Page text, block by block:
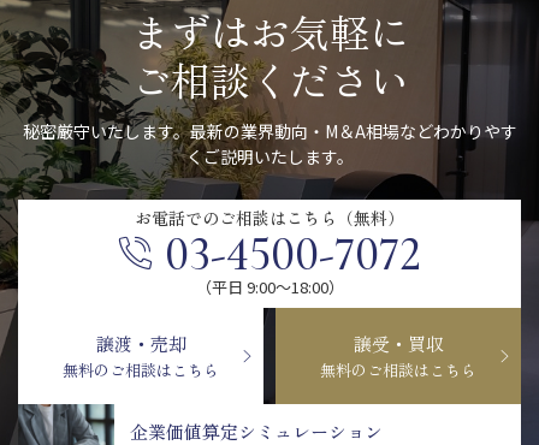
まずはお気軽に
ご相談ください
秘密厳守いたします。最新の業界動向・M＆A相場などわかりやす
くご説明いたします。
お電話での ご相談はこちら（無料）
03-4500-7072
（平日 9:00〜18:00）
譲渡・売却
無料のご相談はこちら
譲受・買収
無料のご相談はこちら
企業価値算定シミュレーション